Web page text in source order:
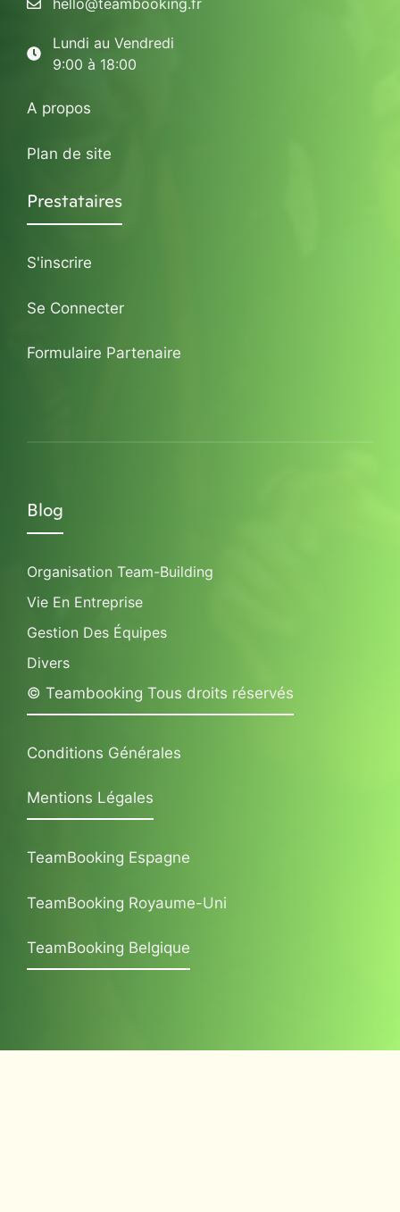
hello@teambooking.fr
Lundi au Vendredi
9:00 à 18:00
A propos
Plan de site
Prestataires
S'inscrire
Se Connecter
Formulaire Partenaire
Blog
Organisation Team-Building
Vie En Entreprise
Gestion Des Équipes
Divers
© Teambooking Tous droits réservés
Conditions Générales
Mentions Légales
TeamBooking Espagne
TeamBooking Royaume-Uni
TeamBooking Belgique